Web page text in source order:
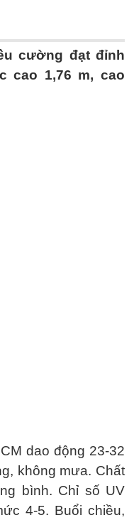
cường đạt đỉnh
cao 1,76 m, cao
dao động 23-32
không mưa. Chất
bình. Chỉ số UV
4-5. Buổi chiều,